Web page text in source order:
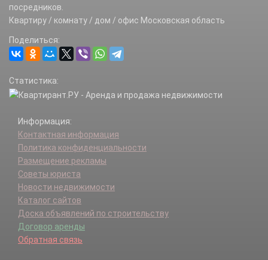
посредников.
Квартиру / комнату / дом / офис Московская область
Поделиться:
Статистика:
Информация:
Контактная информация
Политика конфиденциальности
Размещение рекламы
Советы юриста
Новости недвижимости
Каталог сайтов
Доска объявлений по строительству
Договор аренды
Обратная связь